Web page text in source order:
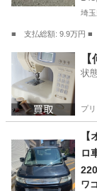
埼
■ 支払総額: 9.9万円
埼玉 狭山市
状
プ
ロ
ワ